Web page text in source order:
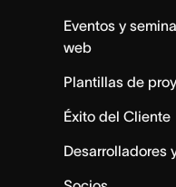
Eventos y
web
Plantillas de
Éxito del Cliente
Desarrolladores